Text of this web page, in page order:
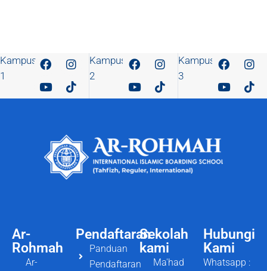
Kampus
1
Kampus
2
Kampus
3
Ar-
Rohmah
Ar-
Pendaftaran
Panduan
Pendaftaran
Hubungi
Kami
Whatsapp :
Sekolah
kami
Ma'had